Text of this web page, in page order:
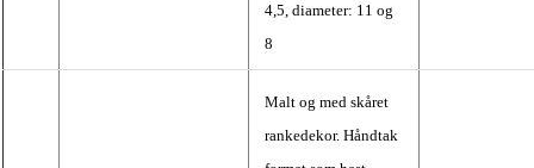
4,5, diameter: 11 og
8
Malt og med skåret
rankedekor. Håndtak